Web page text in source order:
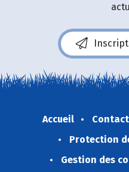
Accueil Contact
Protection
Gestion des